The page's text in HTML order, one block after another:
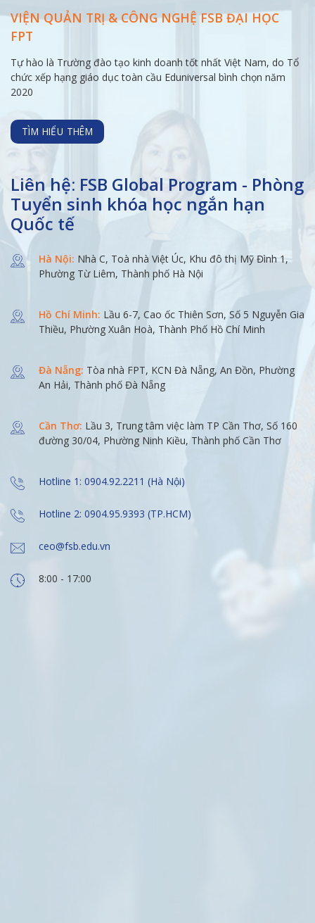
VIỆN QUẢN TRỊ & CÔNG NGHỆ FSB ĐẠI HỌC
FPT
Tự hào là Trường đào tạo kinh doanh tốt nhất Việt Nam, do Tổ
chức xếp hạng giáo dục toàn cầu Eduniversal bình chọn năm
2020
TÌM HIỂU THÊM
Liên hệ: FSB Global Program - Phòng
Tuyển sinh khóa học ngắn hạn
Quốc tế
Hà Nội: Nhà C, Toà nhà Việt Úc, Khu đô thị Mỹ Đình 1,
Phường Từ Liêm, Thành phố Hà Nội
Hồ Chí Minh: Lầu 6-7, Cao ốc Thiên Sơn, Số 5 Nguyễn Gia
Thiều, Phường Xuân Hoà, Thành Phố Hồ Chí Minh
Đà Nẵng: Tòa nhà FPT, KCN Đà Nẵng, An Đồn, Phường
An Hải, Thành phố Đà Nẵng
Cần Thơ: Lầu 3, Trung tâm việc làm TP Cần Thơ, Số 160
đường 30/04, Phường Ninh Kiều, Thành phố Cần Thơ
Hotline 1: 0904.92.2211 (Hà Nội)
Hotline 2: 0904.95.9393 (TP.HCM)
ceo@fsb.edu.vn
8:00 - 17:00